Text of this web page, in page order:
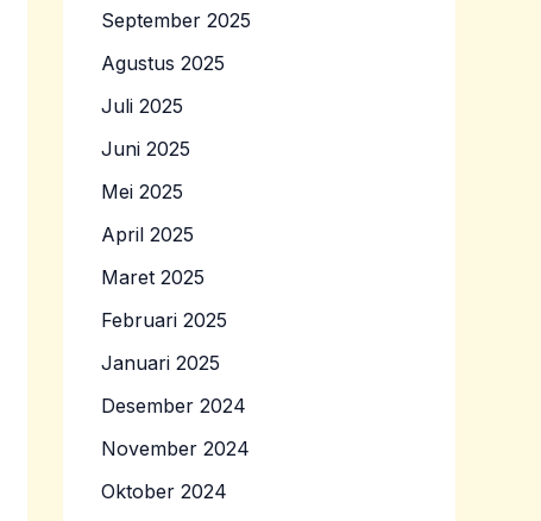
September 2025
Agustus 2025
Juli 2025
Juni 2025
Mei 2025
April 2025
Maret 2025
Februari 2025
Januari 2025
Desember 2024
November 2024
Oktober 2024